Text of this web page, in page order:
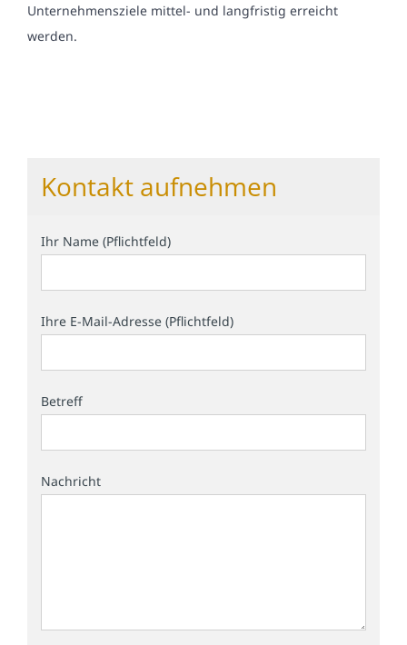
Unternehmensziele mittel- und langfristig erreicht
werden.
Kontakt aufnehmen
Ihr Name (Pflichtfeld)
Ihre E-Mail-Adresse (Pflichtfeld)
Betreff
Nachricht